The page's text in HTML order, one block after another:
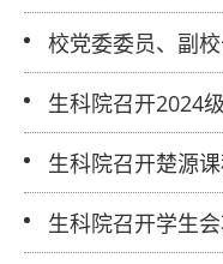
校党委委员、副校
生讲授形势政策课
生科院召开2024
会暨期末考试动员
生科院召开楚源
生科院召开学生